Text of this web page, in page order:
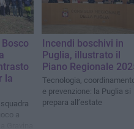
la
a
Incendi boschivi in
Puglia, illustrato il
Piano Regionale
Tecnologia,
e prevenzione: la Puglia si
prepara all’estate